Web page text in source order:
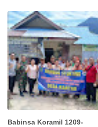
Babinsa Koramil 1209-